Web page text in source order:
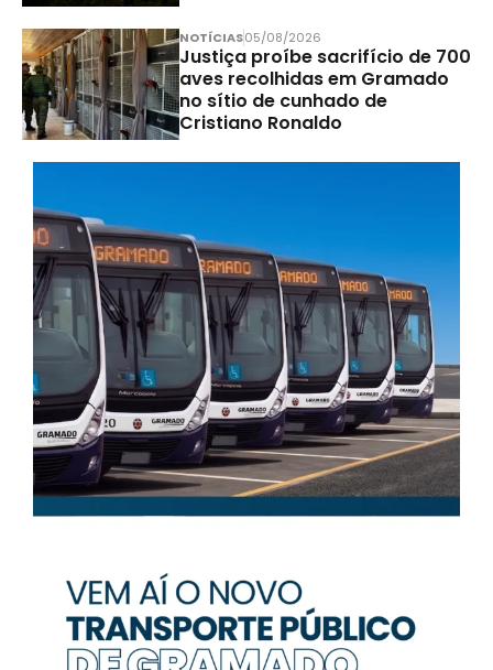
NOTÍCIAS05/08/2026
Justiça proíbe sacrifício de 700
aves recolhidas em Gramado
no sítio de cunhado de
Cristiano Ronaldo